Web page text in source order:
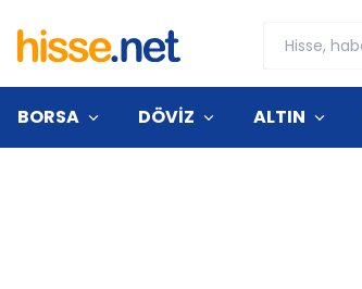
BORSA DÖVİZ ALTIN